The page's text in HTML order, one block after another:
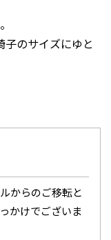
のサイズにゆと
からのご移転と
かけでございま